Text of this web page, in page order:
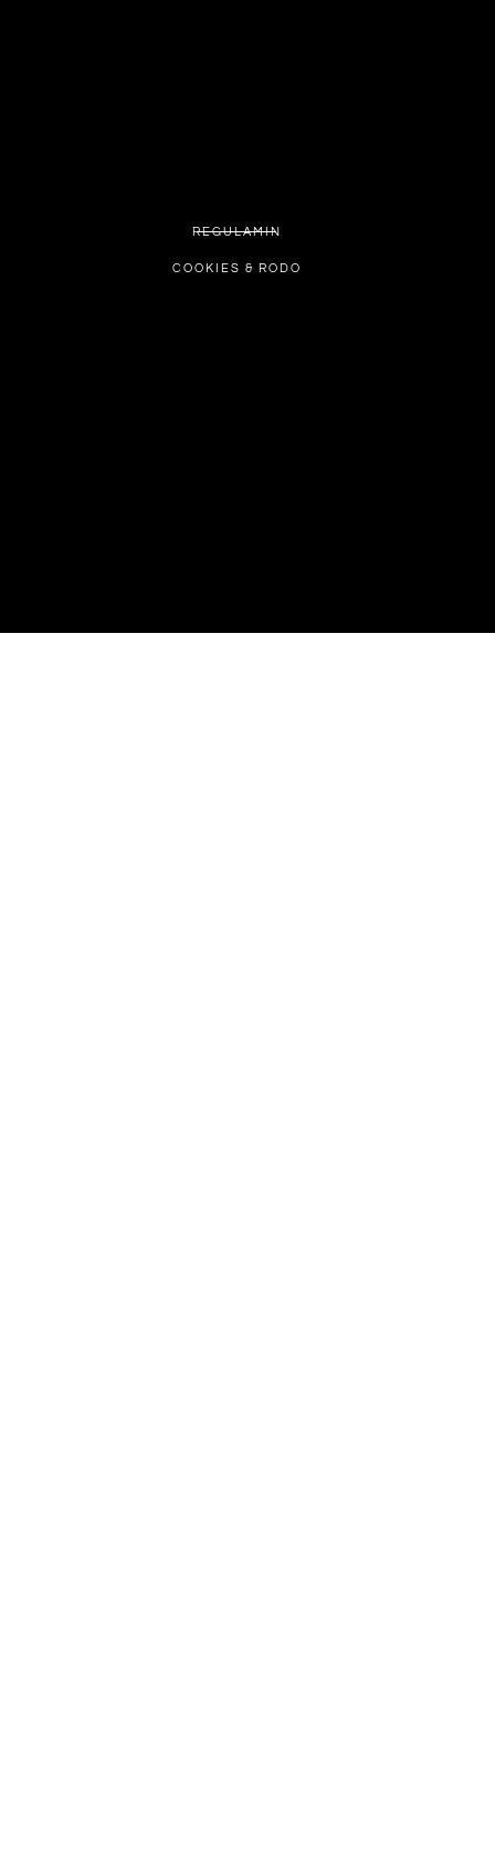
REGULAMIN
COOKIES & RODO